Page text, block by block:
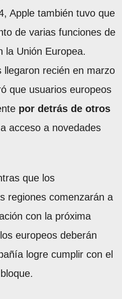
Apple también tuvo que
de varias funciones de
la Unión Europea.
llegaron recién en marzo
que usuarios europeos
por detrás de otros
acceso a novedades
que los
regiones comenzarán a
con la próxima
europeos deberán
logre cumplir con el